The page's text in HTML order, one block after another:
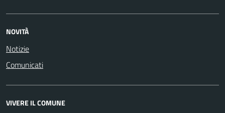
NOVITÀ
Notizie
Comunicati
VIVERE IL COMUNE